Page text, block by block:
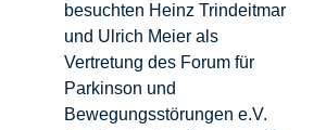
besuchten Heinz Trindeitmar
und Ulrich Meier als
Vertretung des Forum für
Parkinson und
Bewegungsstörungen e.V.